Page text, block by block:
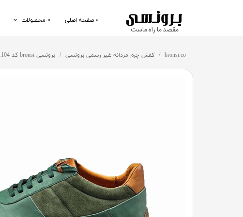
» صفحه اصلی » محصولات
​مقصد ما راه ماست
bronsi.co کفش چرم مردانه غیر رسمی برونسی برونسی bronsi کد 1104 کفش چرم طبیعی غیر رسمی مردانه